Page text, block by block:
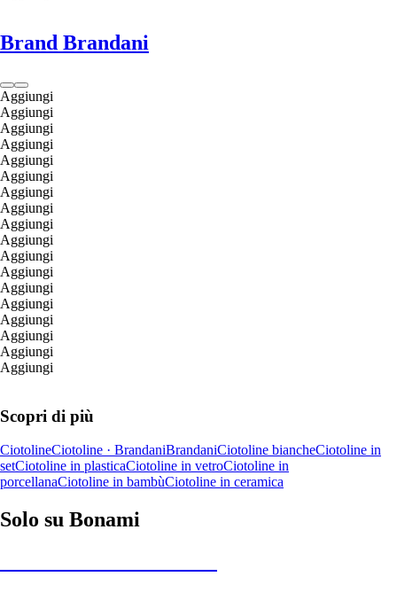
Brand Brandani
Aggiungi
Aggiungi
Aggiungi
Aggiungi
Aggiungi
Aggiungi
Aggiungi
Aggiungi
Aggiungi
Aggiungi
Aggiungi
Aggiungi
Aggiungi
Aggiungi
Aggiungi
Aggiungi
Aggiungi
Aggiungi
Scopri di più
CiotolineCiotoline · BrandaniBrandaniCiotoline biancheCiotoline in
setCiotoline in plasticaCiotoline in vetroCiotoline in
porcellanaCiotoline in bambùCiotoline in ceramica
Solo su Bonami